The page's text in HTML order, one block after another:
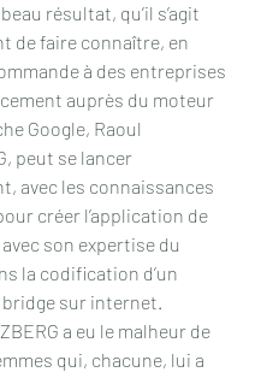
résultat, qu’il s’agit
de faire connaître, en
à des entreprises
auprès du moteur
Google, Raoul
peut se lancer
avec les connaissances
créer l’application de
son expertise du
la codification d’un
sur internet.
a eu le malheur de
qui, chacune, lui a